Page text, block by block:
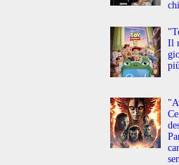
Il